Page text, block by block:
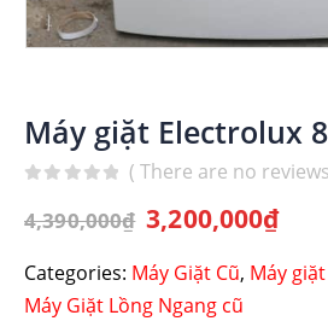
Máy giặt Electrolux
( There are no
4,390,000₫ 3,200,000₫
Categories: Máy Giặt Cũ, Máy
Máy Giặt Lồng Ngang cũ